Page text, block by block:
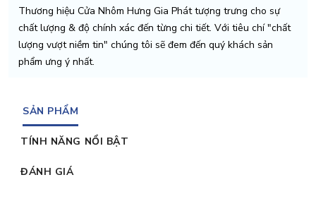
Thương hiệu Cửa Nhôm Hưng Gia Phát tượng trưng cho sự
chất lượng & độ chính xác đến từng chi tiết. Với tiêu chí "chất
lượng vượt niềm tin" chúng tôi sẽ đem đến quý khách sản
phẩm ưng ý nhất.
SẢN PHẨM
TÍNH NĂNG NỔI BẬT
ĐÁNH GIÁ